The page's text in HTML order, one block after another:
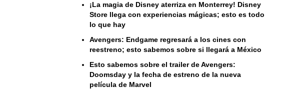
¡La magia de Disney aterriza en Monterrey! Disney
Store llega con experiencias mágicas; esto es todo
lo que hay
Avengers: Endgame regresará a los cines con
reestreno; esto sabemos sobre si llegará a México
Esto sabemos sobre el trailer de Avengers:
Doomsday y la fecha de estreno de la nueva
película de Marvel